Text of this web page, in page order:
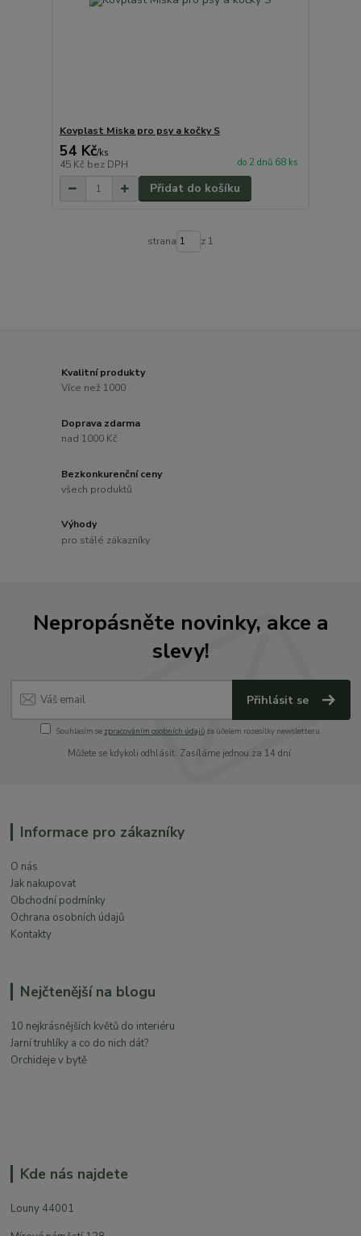
Kovplast Miska pro psy a kočky S
54 Kč/ks
45 Kč bez DPH do 2 dnů 68 ks
Přidat do košíku
strana z 1
Kvalitní produkty
Více než 1000
Doprava zdarma
nad 1000 Kč
Bezkonkurenční ceny
všech produktů
Výhody
pro stálé zákazníky
Nepropásněte novinky, akce a
slevy!
Přihlásit se
Souhlasím se zpracováním osobních údajůza účelem rozesílky newsletteru.
Můžete se kdykoli odhlásit. Zasíláme jednou za 14 dní.
Informace pro zákazníky
O nás
Jak nakupovat
Obchodní podmínky
Ochrana osobních údajů
Kontakty
Nejčtenější na blogu
10 nejkrásnějších květů do interiéru
Jarní truhlíky a co do nich dát?
Orchideje v bytě
Kde nás najdete
Louny 44001